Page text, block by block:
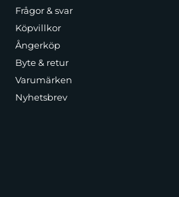
Frågor & svar
Köpvillkor
Ångerköp
Byte & retur
Varumärken
Nyhetsbrev